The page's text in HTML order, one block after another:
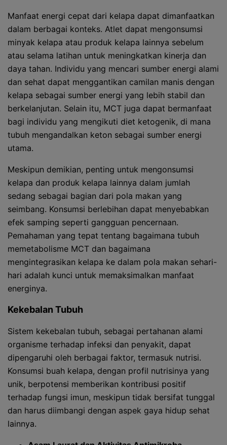
Manfaat energi cepat dari kelapa dapat dimanfaatkan
dalam berbagai konteks. Atlet dapat mengonsumsi
minyak kelapa atau produk kelapa lainnya sebelum
atau selama latihan untuk meningkatkan kinerja dan
daya tahan. Individu yang mencari sumber energi alami
dan sehat dapat menggantikan camilan manis dengan
kelapa sebagai sumber energi yang lebih stabil dan
berkelanjutan. Selain itu, MCT juga dapat bermanfaat
bagi individu yang mengikuti diet ketogenik, di mana
tubuh mengandalkan keton sebagai sumber energi
utama.
Meskipun demikian, penting untuk mengonsumsi
kelapa dan produk kelapa lainnya dalam jumlah
sedang sebagai bagian dari pola makan yang
seimbang. Konsumsi berlebihan dapat menyebabkan
efek samping seperti gangguan pencernaan.
Pemahaman yang tepat tentang bagaimana tubuh
memetabolisme MCT dan bagaimana
mengintegrasikan kelapa ke dalam pola makan sehari-
hari adalah kunci untuk memaksimalkan manfaat
energinya.
Kekebalan Tubuh
Sistem kekebalan tubuh, sebagai pertahanan alami
organisme terhadap infeksi dan penyakit, dapat
dipengaruhi oleh berbagai faktor, termasuk nutrisi.
Konsumsi buah kelapa, dengan profil nutrisinya yang
unik, berpotensi memberikan kontribusi positif
terhadap fungsi imun, meskipun tidak bersifat tunggal
dan harus diimbangi dengan aspek gaya hidup sehat
lainnya.